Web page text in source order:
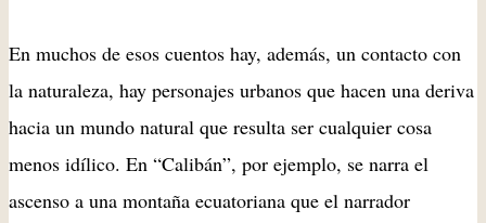
En muchos de esos cuentos hay, además, un contacto con
la naturaleza, hay personajes urbanos que hacen una deriva
hacia un mundo natural que resulta ser cualquier cosa
menos idílico. En “Calibán”, por ejemplo, se narra el
ascenso a una montaña ecuatoriana que el narrador